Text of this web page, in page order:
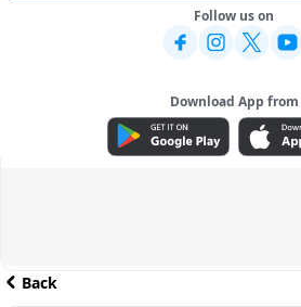
Follow us on
Download App from
ADVERTISEMENT
Back